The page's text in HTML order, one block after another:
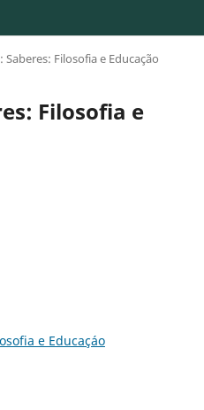
Saberes: Filosofia e Educação
Filosofia e
e Educaçáo